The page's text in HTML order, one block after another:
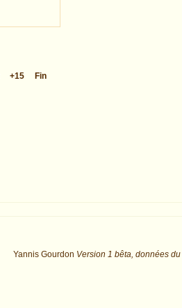
+15 Fin
Yannis Gourdon Version 1 bêta,données du